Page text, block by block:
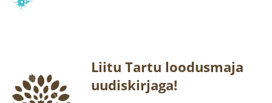
Liitu Tartu loodusmaja
uudiskirjaga!